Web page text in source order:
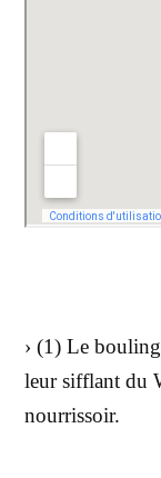
› (1) Le
leur sifflant du
nourrissoir.